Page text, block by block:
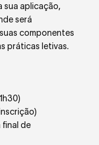
sua aplicação,
será
componentes
práticas letivas.
final de